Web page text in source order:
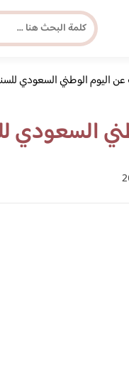
مجلة
عن اليوم الوطني السعودي
السعودي